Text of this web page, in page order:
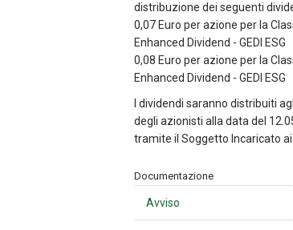
distribuzione dei seguenti
0,07 Euro per azione per la
Enhanced Dividend - GEDI ESG
0,08 Euro per azione per la
Enhanced Dividend - GEDI ESG
I dividendi saranno distribuiti
degli azionisti alla data del
tramite il Soggetto Incaricato ai
Documentazione
Avviso